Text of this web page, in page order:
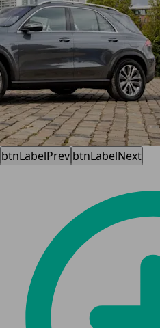
btnLabelPrev btnLabelNext